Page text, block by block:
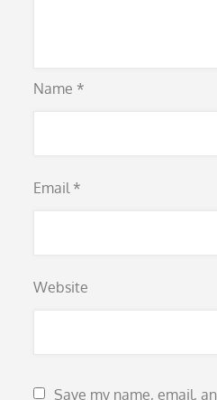
Name *
Email *
Website
Save my name, email,